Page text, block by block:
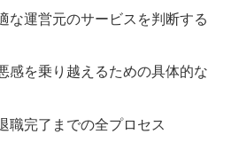
な運営元のサービスを判断する
感を乗り越えるための具体的な
職完了までの全プロセス